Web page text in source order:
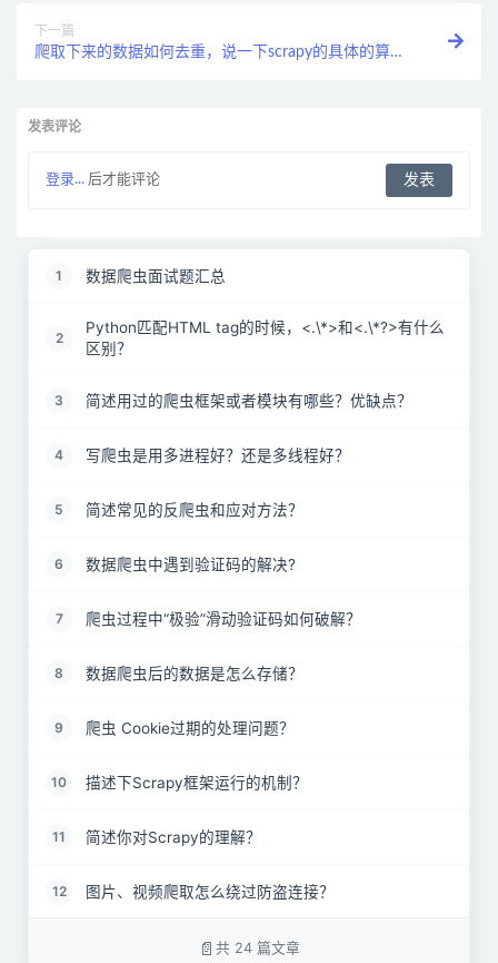
下一篇
爬取下来的数据如何去重，说一下scrapy的具体的算法
发表评论
登录... 后才能评论
1 数据爬虫面试题汇总
2
Python匹配HTML tag的时候，<.\*>和<.\*?>有什么
区别？
3 简述用过的爬虫框架或者模块有哪些？优缺点？
4 写爬虫是用多进程好？还是多线程好？
5 简述常见的反爬虫和应对方法？
6 数据爬虫中遇到验证码的解决?
7 爬虫过程中“极验”滑动验证码如何破解？
8 数据爬虫后的数据是怎么存储？
9 爬虫 Cookie过期的处理问题？
10 描述下Scrapy框架运行的机制？
11 简述你对Scrapy的理解？
12 图片、视频爬取怎么绕过防盗连接？
如何开启增量爬取？共 24 篇文章